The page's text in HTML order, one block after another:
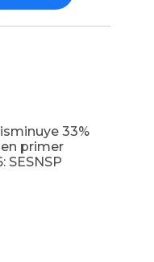
33%
primer
SESNSP